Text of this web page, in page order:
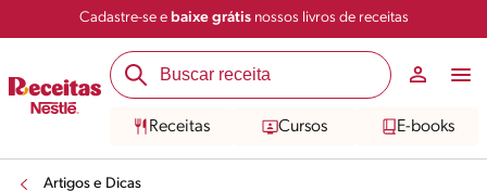
Cadastre-se e baixe grátisnossos livros de receitas
Receitas Cursos E-books
Artigos e Dicas